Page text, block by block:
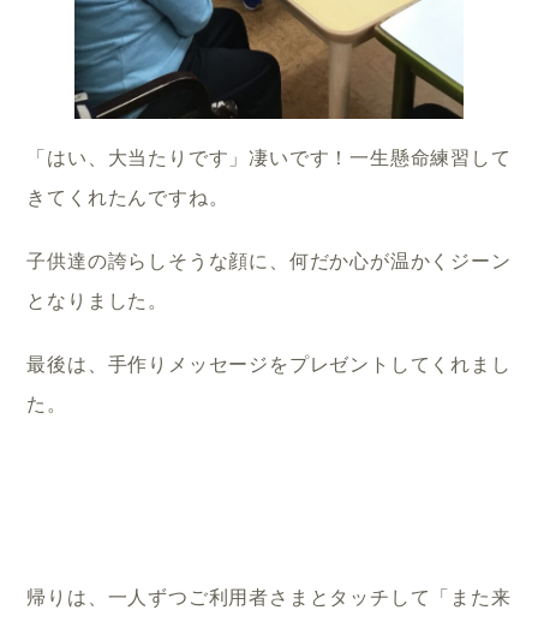
「はい、大当たりです」凄いです！一生懸命練習して
きてくれたんですね。
子供達の誇らしそうな顔に、何だか心が温かくジーン
となりました。
最後は、手作りメッセージをプレゼントしてくれまし
た。
帰りは、一人ずつご利用者さまとタッチして「また来